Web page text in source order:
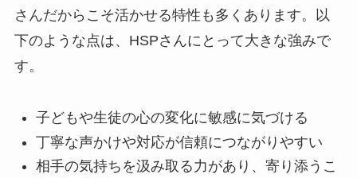
さんだからこそ活かせる特性も多くあります。以
下のような点は、HSPさんにとって大きな強みで
す。
子どもや生徒の心の変化に敏感に気づける
丁寧な声かけや対応が信頼につながりやすい
相手の気持ちを汲み取る力があり、寄り添うこ